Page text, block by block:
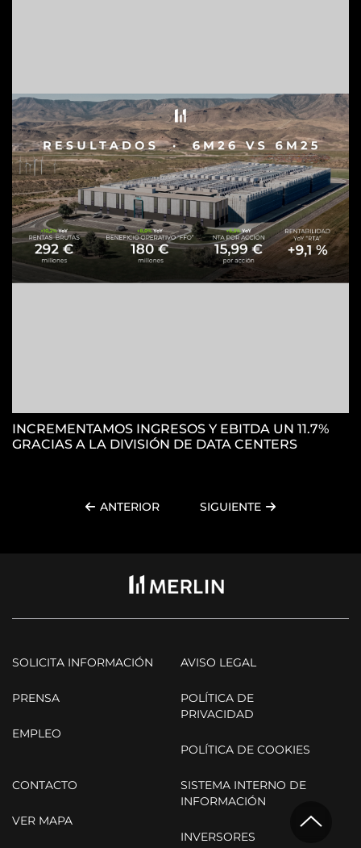
INCREMENTAMOS INGRESOS Y EBITDA UN 11.7%
GRACIAS A LA DIVISIÓN DE DATA CENTERS
ANTERIOR SIGUIENTE
SOLICITA INFORMACIÓN
PRENSA
EMPLEO
AVISO LEGAL
POLÍTICA DE
PRIVACIDAD
POLÍTICA DE COOKIES
CONTACTO
VER MAPA
SISTEMA INTERNO DE
INFORMACIÓN
INVERSORES